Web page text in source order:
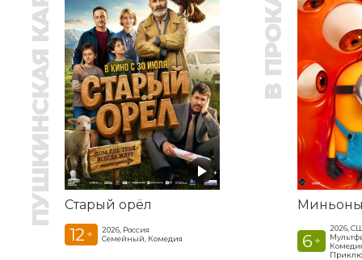
ПУШКИНСКАЯ КАРТА Старый орёл
12 +
2026, Россия
Семейный, Комедия
В ПРОКАТЕ
6 +
2026,